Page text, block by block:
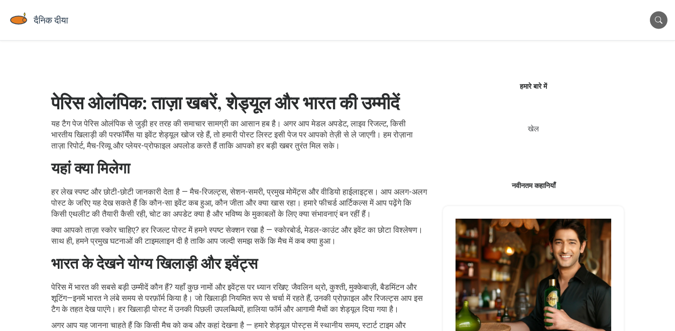
पेरिस ओलंपिक: ताज़ा खबरें, शेड्यूल और भारत की उम्मीदें
यह टैग पेज पेरिस ओलंपिक से जुड़ी हर तरह की समाचार सामग्री का आसान हब है। अगर आप मेडल अपडेट, लाइव रिजल्ट, किसी
भारतीय खिलाड़ी की परफॉर्मेंस या इवेंट शेड्यूल खोज रहे हैं, तो हमारी पोस्ट लिस्ट इसी पेज पर आपको तेज़ी से ले जाएगी। हम रोज़ाना
ताज़ा रिपोर्ट, मैच-रिव्यू और प्लेयर-प्रोफाइल अपलोड करते हैं ताकि आपको हर बड़ी खबर तुरंत मिल सके।
यहां क्या मिलेगा
हर लेख स्पष्ट और छोटी-छोटी जानकारी देता है — मैच-रिजल्ट्स, सेशन-समरी, प्रमुख मोमेंट्स और वीडियो हाईलाइट्स। आप अलग-अलग
पोस्ट के जरिए यह देख सकते हैं कि कौन-सा इवेंट कब हुआ, कौन जीता और क्या खास रहा। हमारे फीचर्ड आर्टिकल्स में आप पढ़ेंगे कि
किसी एथलीट की तैयारी कैसी रही, चोट का अपडेट क्या है और भविष्य के मुकाबलों के लिए क्या संभावनाएं बन रहीं हैं।
क्या आपको ताज़ा स्कोर चाहिए? हर रिजल्ट पोस्ट में हमने स्पष्ट सेक्शन रखा है — स्कोरबोर्ड, मेडल-काउंट और इवेंट का छोटा विश्लेषण।
साथ ही, हमने प्रमुख घटनाओं की टाइमलाइन दी है ताकि आप जल्दी समझ सकें कि मैच में कब क्या हुआ।
भारत के देखने योग्य खिलाड़ी और इवेंट्स
पेरिस में भारत की सबसे बड़ी उम्मीदें कौन हैं? यहाँ कुछ नामों और इवेंट्स पर ध्यान रखिए: जैवलिन थ्रो, कुश्ती, मुक्केबाज़ी, बैडमिंटन और
शूटिंग—इनमें भारत ने लंबे समय से परफ़ॉर्म किया है। जो खिलाड़ी नियमित रूप से चर्चा में रहते हैं, उनकी प्रोफ़ाइल और रिजल्ट्स आप इस
टैग के तहत देख पाएंगे। हर खिलाड़ी पोस्ट में उनकी पिछली उपलब्धियों, हालिया फॉर्म और आगामी मैचों का शेड्यूल दिया गया है।
अगर आप यह जानना चाहते हैं कि किसी मैच को कब और कहां देखना है — हमारे शेड्यूल पोस्ट्स में स्थानीय समय, स्टार्ट टाइम और
हमारे बारे में
खेल
नवीनतम कहानियाँ